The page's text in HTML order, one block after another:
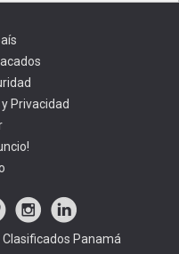
Privacidad
Panamá